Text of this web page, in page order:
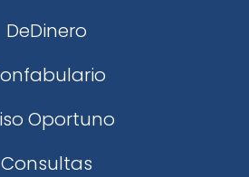
DeDinero
Oportuno
Consultas